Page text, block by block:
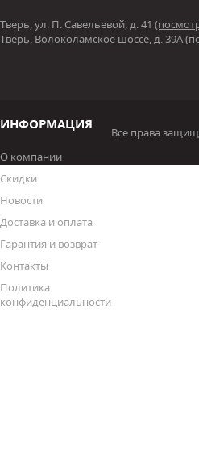
Тверь, ул. П. Савельевой, д. 41
Тверь, Волоколамское шоссе, д. 39А
ИНФОРМАЦИЯ
О компании
Скидки
Новости
Доставка и оплата
Гарантия и возврат
Контакты
Политика
конфиденциальности
Все права